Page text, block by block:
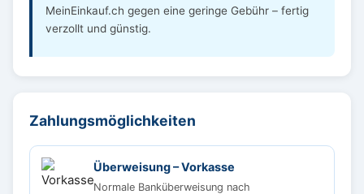
MeinEinkauf.ch gegen eine geringe Gebühr – fertig
verzollt und günstig.
Zahlungsmöglichkeiten
Überweisung – Vorkasse
Normale Banküberweisung nach